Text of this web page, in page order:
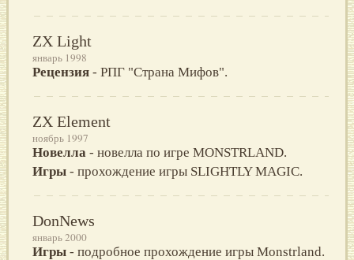
ZX Light
январь 1998
Рецензия - РПГ "Страна Мифов".
ZX Element
ноябрь 1997
Новелла - новелла по игре МONSTRLAND.
Игры - прохождение игры SLIGHTLY МAGIC.
DonNews
январь 2000
Игры - подробное прохождение игры Monstrland.